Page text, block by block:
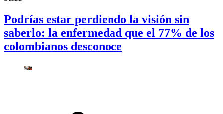
Podrías estar perdiendo la visión sin
saberlo: la enfermedad que el 77% de los
colombianos desconoce